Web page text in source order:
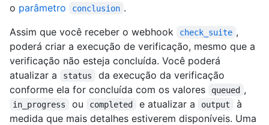
o parâmetro conclusion .
Assim que você receber o webhook
check_suite ,
poderá criar a execução de verificação, mesmo que a
verificação não esteja concluída. Você poderá
atualizar a
status
da execução da verificação
conforme ela for concluída com os valores
queued ,
in_progress ou completed e atualizar a output
à
medida que mais detalhes estiverem disponíveis. Uma